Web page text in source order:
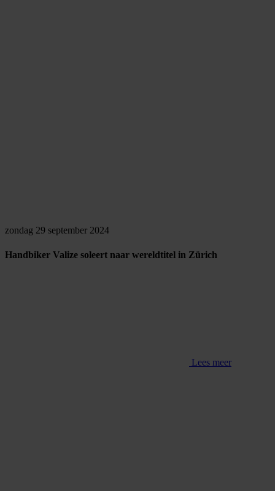
zondag 29 september 2024
Handbiker Valize soleert naar wereldtitel in Zürich
Lees meer